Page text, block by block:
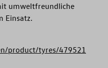
umweltfreundliche
Einsatz.
product/tyres/479521